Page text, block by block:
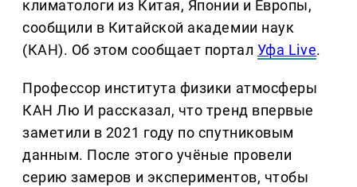
климатологи из Китая, Японии и Европы,
сообщили в Китайской академии наук
(КАН). Об этом сообщает портал Уфа Live.
Профессор института физики атмосферы
КАН Лю И рассказал, что тренд впервые
заметили в 2021 году по спутниковым
данным. После этого учёные провели
серию замеров и экспериментов, чтобы